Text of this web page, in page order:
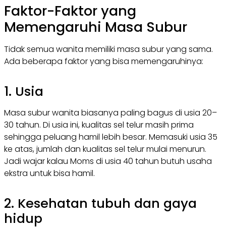
Faktor-Faktor yang
Memengaruhi Masa Subur
Tidak semua wanita memiliki masa subur yang sama.
Ada beberapa faktor yang bisa memengaruhinya:
1. Usia
Masa subur wanita biasanya paling bagus di usia 20–
30 tahun. Di usia ini, kualitas sel telur masih prima
sehingga peluang hamil lebih besar. Memasuki usia 35
ke atas, jumlah dan kualitas sel telur mulai menurun.
Jadi wajar kalau Moms di usia 40 tahun butuh usaha
ekstra untuk bisa hamil.
2. Kesehatan tubuh dan gaya
hidup